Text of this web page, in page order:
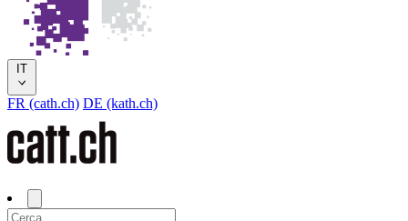
IT
FR (cath.ch) DE (kath.ch)